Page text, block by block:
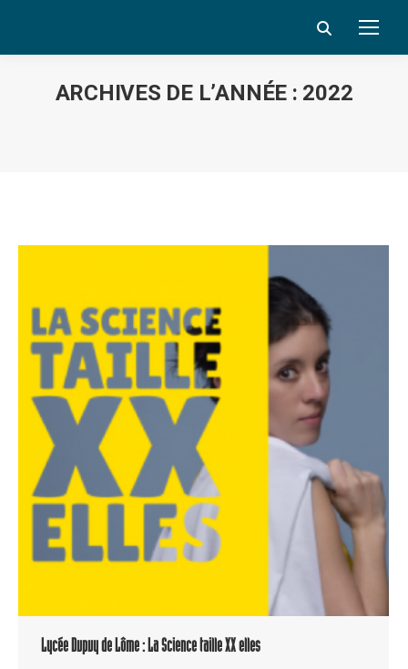
Search:
ARCHIVES DE L’ANNÉE : 2022
Lycée Dupuy de Lôme : La Science taille XX elles